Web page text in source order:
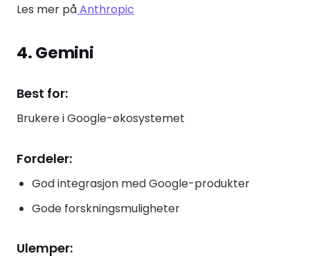
Les mer påAnthropic
4. Gemini
Best for:
Brukere i Google-økosystemet
Fordeler:
God integrasjon med Google-produkter
Gode forskningsmuligheter
Ulemper: